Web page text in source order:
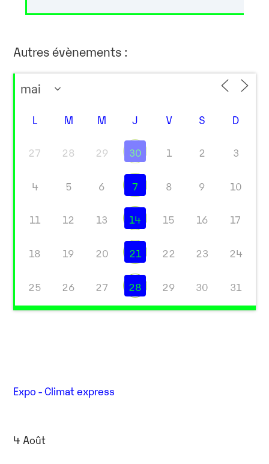
Autres évènements :
L M M J V S D
27 28 29 30 1 2 3
4 5 6 7 8 9 10
11 12 13 14 15 16 17
18 19 20 21 22 23 24
25 26 27 28 29 30 31
Expo - Climat express
4 Août